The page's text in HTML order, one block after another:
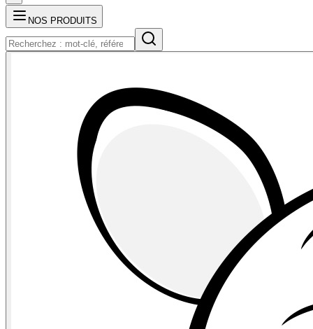
NOS PRODUITS